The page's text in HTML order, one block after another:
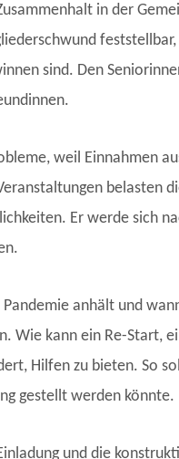
in der
sind. Den
weil Einnahmen
belasten
Er werde sich
anhält und
Wie kann ein Re-Start,
Hilfen zu bieten. So
gestellt werden könnte.
und die